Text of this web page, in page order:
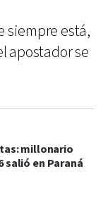
siempre está,
apostador se
millonario
salió en Paraná